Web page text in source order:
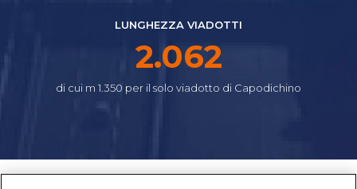
LUNGHEZZA VIADOTTI
2.310
di cui m 1.350 per il solo viadotto di Capodichino